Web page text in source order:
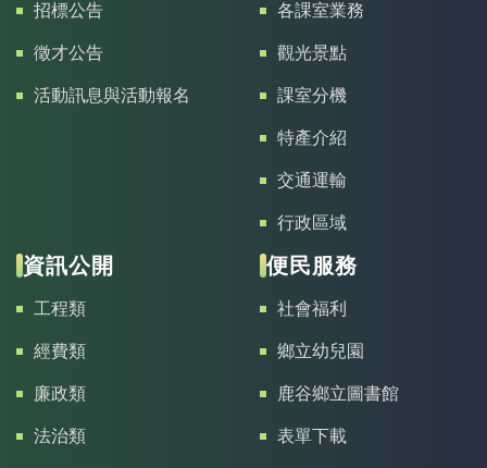
招標公告
徵才公告
活動訊息與活動報名
各課室業務
觀光景點
課室分機
特產介紹
交通運輸
行政區域
資訊公開
工程類
經費類
廉政類
法治類
便民服務
社會福利
鄉立幼兒園
鹿谷鄉立圖書館
表單下載